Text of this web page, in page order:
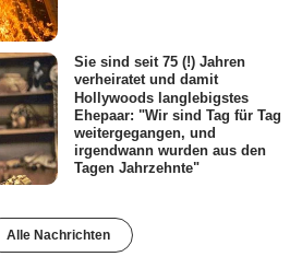
Sie sind seit 75 (!) Jahren
verheiratet und damit
Hollywoods langlebigstes
Ehepaar: "Wir sind Tag für Tag
weitergegangen, und
irgendwann wurden aus den
Tagen Jahrzehnte"
Alle Nachrichten